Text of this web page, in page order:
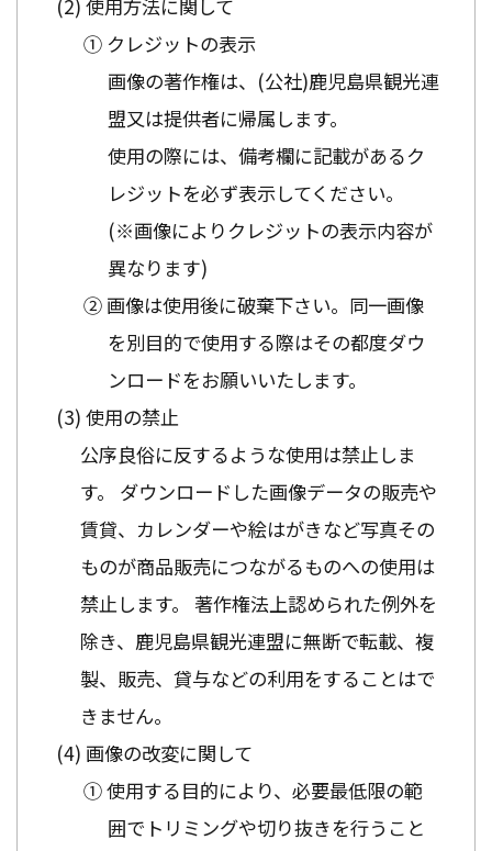
使用方法に関して
① クレジットの表示
画像の著作権は、(公社)鹿児島県観光連
盟又は提供者に帰属します。
使用の際には、備考欄に記載があるク
レジットを必ず表示してください。
(※画像によりクレジットの表示内容が
異なります)
② 画像は使用後に破棄下さい。同一画像
を別目的で使用する際はその都度ダウ
ンロードをお願いいたします。
使用の禁止
公序良俗に反するような使用は禁止しま
す。 ダウンロードした画像データの販売や
賃貸、カレンダーや絵はがきなど写真その
ものが商品販売につながるものへの使用は
禁止します。 著作権法上認められた例外を
除き、鹿児島県観光連盟に無断で転載、複
製、販売、貸与などの利用をすることはで
きません。
画像の改変に関して
① 使用する目的により、必要最低限の範
囲でトリミングや切り抜きを行うこと